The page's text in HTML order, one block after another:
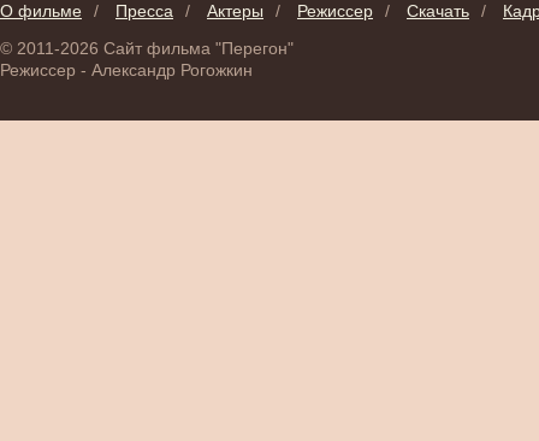
О фильме / Пресса / Актеры / Режиссер / Скачать /
© 2011-2026 Сайт фильма "Перегон"
Режиссер - Александр Рогожкин